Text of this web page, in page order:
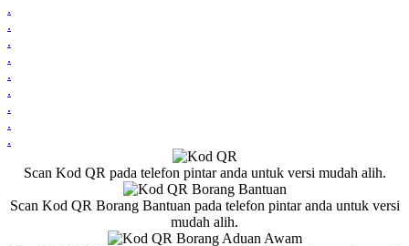
.
.
.
.
.
.
.
.
.
Scan Kod QR pada telefon pintar anda untuk versi mudah alih.
Scan Kod QR Borang Bantuan pada telefon pintar anda untuk versi
mudah alih.